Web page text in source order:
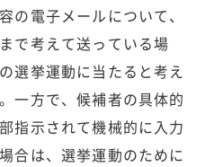
の電子メールについて、
で考えて送っている場
選挙運動に当たると考え
一方で、候補者の具体的
指示されて機械的に入力
合は、選挙運動のために